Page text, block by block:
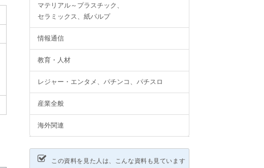
マテリアル～プラスチック、
セラミックス、紙パルプ
情報通信
教育・人材
レジャー・エンタメ、パチンコ、パチスロ
産業全般
海外関連
この資料を見た人は、こんな資料も見ています